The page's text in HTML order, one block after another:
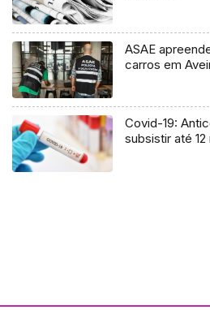
ASAE
carros em
Covid-19:
subsistir até